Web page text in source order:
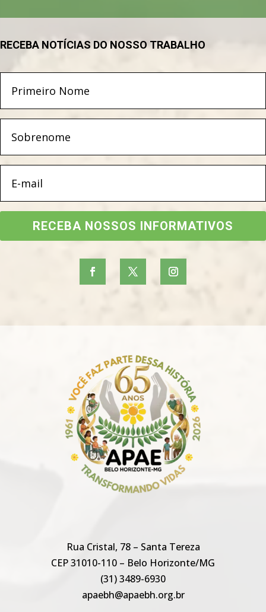
RECEBA NOTÍCIAS DO NOSSO TRABALHO
RECEBA NOSSOS INFORMATIVOS
Rua Cristal, 78 – Santa Tereza
CEP 31010-110 – Belo Horizonte/MG
(31) 3489-6930
apaebh@apaebh.org.br